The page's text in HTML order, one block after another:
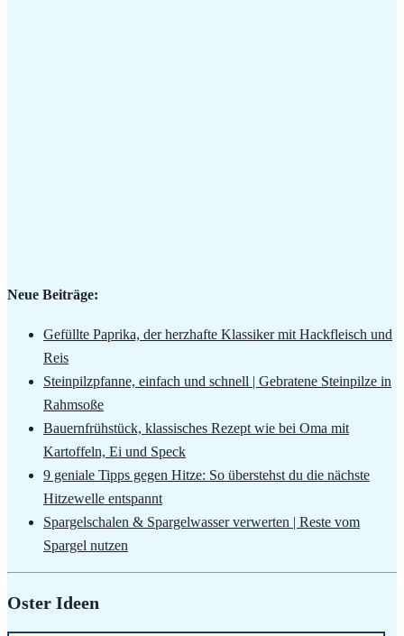
Neue Beiträge:
Gefüllte Paprika, der herzhafte Klassiker mit Hackfleisch und
Reis
Steinpilzpfanne, einfach und schnell | Gebratene Steinpilze in
Rahmsoße
Bauernfrühstück, klassisches Rezept wie bei Oma mit
Kartoffeln, Ei und Speck
9 geniale Tipps gegen Hitze: So überstehst du die nächste
Hitzewelle entspannt
Spargelschalen & Spargelwasser verwerten | Reste vom
Spargel nutzen
Oster Ideen